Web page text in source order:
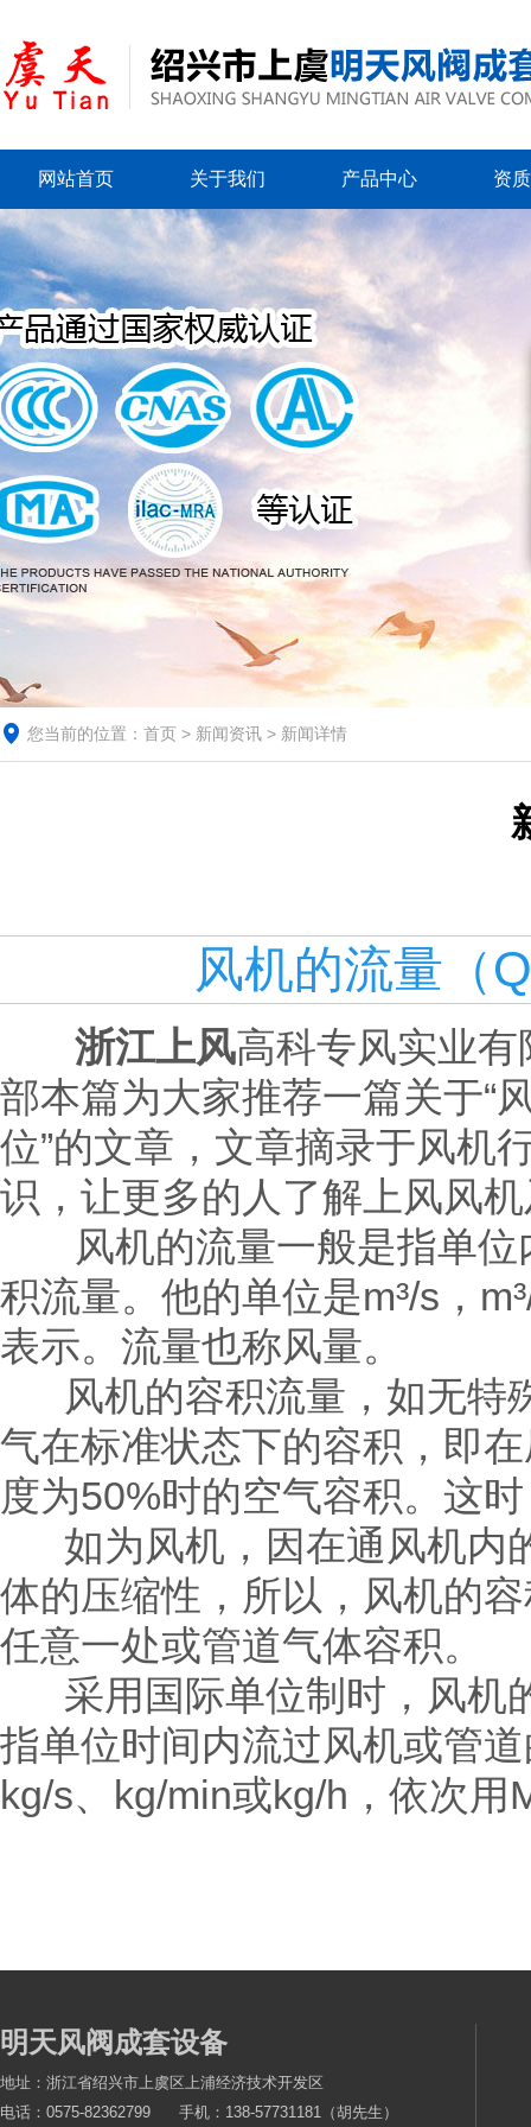
网站首页 关于我们 产品中心 资
您当前的位置： 首页 > 新闻资讯 > 新闻详情
风机的流量（
浙江上风高科专风实业有
部本篇为大家推荐一篇关于“
位”的文章，文章摘录于风机
识，让更多的人了解上风风
风机的流量一般是指单位
积流量。他的单位是m³/s，
表示。流量也称风量。
风机的容积流量，如无特
气在标准状态下的容积，即
度为50%时的空气容积。这
如为风机，因在通风机内
体的压缩性，所以，风机的
任意一处或管道气体容积。
采用国际单位制时，风机
指单位时间内流过风机或管
kg/s、kg/min或kg/h，依次用
明天风阀成套设备
地址：浙江省绍兴市上虞区上浦经济技术开发区
电话：0575-82362799 手机：138-57731181（胡先生）